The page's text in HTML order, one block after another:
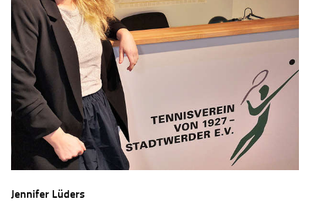
Jennifer Lüders